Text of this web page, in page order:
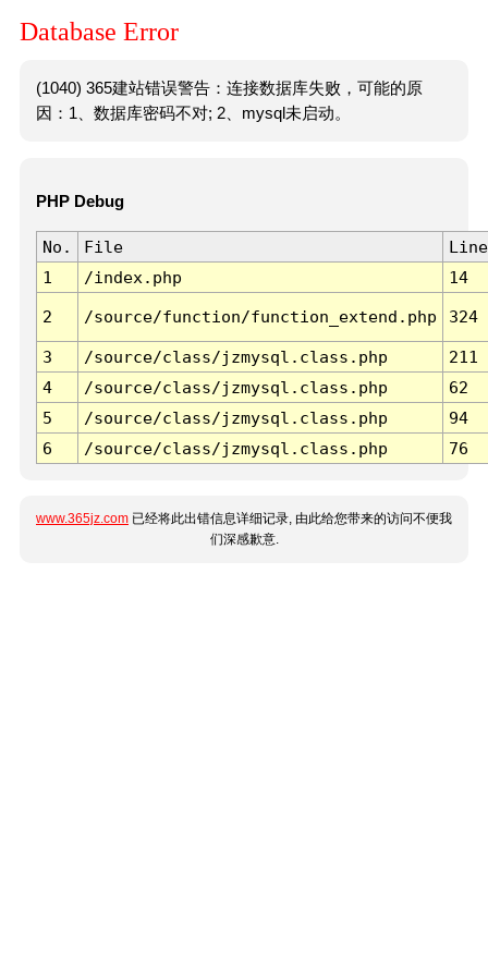
Database Error
(1040) 365建站错误警告：连接数据库失败，可能的原
因：1、数据库密码不对; 2、mysql未启动。
PHP Debug
No. File
Line
1
/index.php 14
2 /source/function/function_extend.php 324
3 /source/class/jzmysql.class.php
211
4
/source/class/jzmysql.class.php
62
5
/source/class/jzmysql.class.php
94
6
/source/class/jzmysql.class.php 76
www.365jz.com 已经将此出错信息详细记录, 由此给您带来的访问不便我
们深感歉意.